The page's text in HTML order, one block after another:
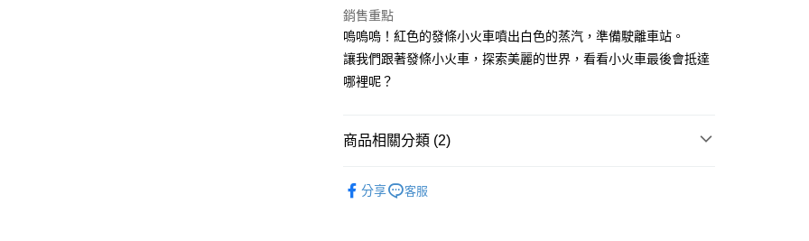
消。如遇「轉專審核」未通過狀況，表示未達大哥付你分期系統評分，恕
無法說明評估內容。
【繳款方式說明】
1.分期款項不併入電信帳單，「大哥付你分期」於每月結算日後寄送繳費提
醒簡訊。
【注意事項】
用戶於交易時，得透過本服務購買商品或服務，並由商店將買賣／分期付
款買賣價金債權讓與本公司後，依約使用本公司帳單繳交帳款。
１．簡單：不需註冊會員、不需綁卡、不需儲值。
２．便利：只要手機號碼，簡訊認證，即可結帳。
３．安心：先確認商品／服務後，再付款。
【「AFTEE先享後付」結帳流程】
１．於結帳方式選擇「AFTEE先享後付」後，將跳轉至「AFTEE先享後
３．收到繳費通知簡訊後14天內，點擊此簡訊中的連結，可透過四大超商
絡購買商品的店家。未經商家同意取消之訂單仍視為有效，需透過AFTEE
先享後付繳納相關費用。
運送方式
付款後全家取貨
每筆NT$70，滿NT$800(含以上)免運費
每筆NT$70，滿NT$800(含以上)免運費
銷售重點
嗚嗚嗚！紅色的發條小火車噴出白色的蒸汽，準備駛離車站。
讓我們跟著發條小火車，探索美麗的世界，看看小火車最後會抵達
哪裡呢？
商品相關分類 (2)
分享 客服